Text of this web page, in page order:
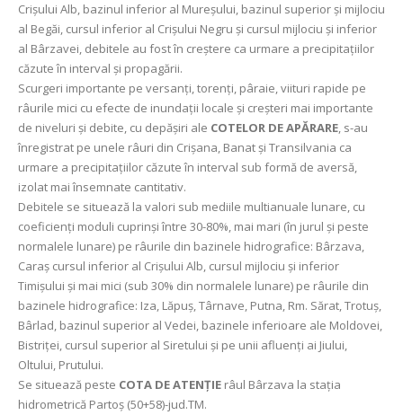
Crișului Alb, bazinul inferior al Mureșului, bazinul superior și mijlociu
al Begăi, cursul inferior al Crișului Negru și cursul mijlociu și inferior
al Bârzavei, debitele au fost în creștere ca urmare a precipitațiilor
căzute în interval și propagării.
Scurgeri importante pe versanți, torenți, pâraie, viituri rapide pe
râurile mici cu efecte de inundații locale și creșteri mai importante
de niveluri și debite, cu depășiri ale COTELOR DE APĂRARE, s-au
înregistrat pe unele râuri din Crișana, Banat și Transilvania ca
urmare a precipitațiilor căzute în interval sub formă de aversă,
izolat mai însemnate cantitativ.
Debitele se situează la valori sub mediile multianuale lunare, cu
coeficienți moduli cuprinși între 30-80%, mai mari (în jurul și peste
normalele lunare) pe râurile din bazinele hidrografice: Bârzava,
Caraș cursul inferior al Crișului Alb, cursul mijlociu și inferior
Timișului și mai mici (sub 30% din normalele lunare) pe râurile din
bazinele hidrografice: Iza, Lăpuș, Târnave, Putna, Rm. Sărat, Trotuș,
Bârlad, bazinul superior al Vedei, bazinele inferioare ale Moldovei,
Bistriței, cursul superior al Siretului și pe unii afluenți ai Jiului,
Oltului, Prutului.
Se situează peste COTA DE ATENȚIE râul Bârzava la stația
hidrometrică Partoș (50+58)-jud.TM.